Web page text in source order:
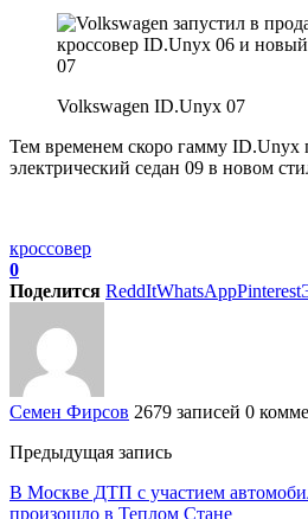
Volkswagen ID.Unyx 07
Тем временем скоро гамму ID.Unyx
электрический седан 09 в новом
кроссовер
0
Поделится ReddItWhatsAppPinterest
Семен Фирсов 2679 записей 0
Предыдущая запись
В Москве ДТП с участием
произошло в Теплом Стане